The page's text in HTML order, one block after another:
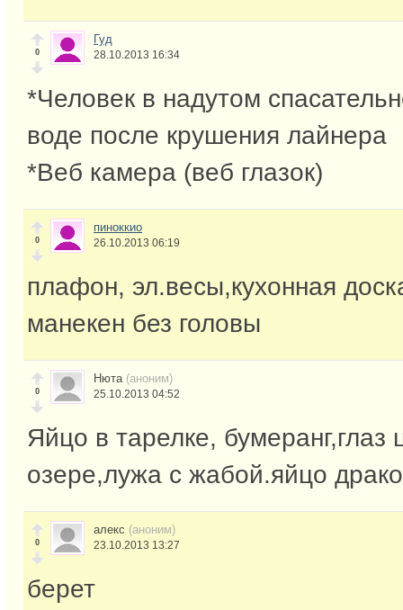
0
Гуд
28.10.2013 16:34
*Человек в надутом
воде после крушения лайнера
*Веб камера (веб глазок)
0
пиноккио
26.10.2013 06:19
плафон, эл.весы,кухонная
манекен без головы
0
Нюта (аноним)
25.10.2013 04:52
Яйцо в тарелке, бумеранг,глаз
озере,лужа с жабой.яйцо
0
алекс (аноним)
23.10.2013 13:27
берет